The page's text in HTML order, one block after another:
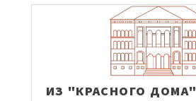
ИЗ "КРАСНОГО ДОМА"